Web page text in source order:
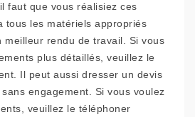
faut que vous réalisiez ces
tous les matériels appropriés
meilleur rendu de travail. Si vous
plus détaillés, veuillez le
Il peut aussi dresser un devis
engagement. Si vous voulez
veuillez le téléphoner